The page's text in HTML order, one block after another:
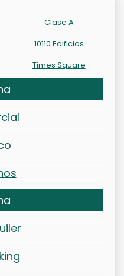
Clase A
10110 Edificios
Times Square